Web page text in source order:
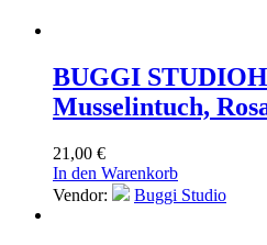
BUGGI STUDIO
Musselintuch,
21,00 €
In den Warenkorb
Vendor:
Buggi Studio